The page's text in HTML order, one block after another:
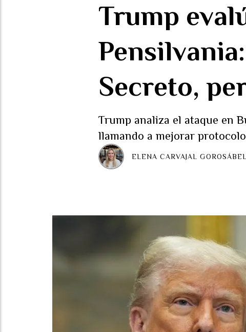
Trump
Secreto,
Trump analiza el ataque en
llamando a mejorar
ELENA CARVAJAL GOROSÁBEL